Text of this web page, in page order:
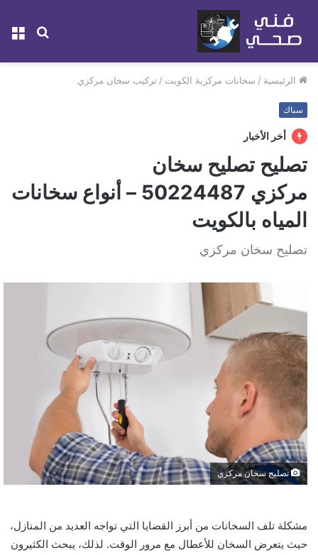
بحث
الرئيسية / سخانات مركزية الكويت / تركيب سخان مركزي
سباك
أخر الأخبار
تصليح تصليح سخان
مركزي 50224487‬ – أنواع سخانات
المياه بالكويت
تصليح سخان مركزي
تصليح سخان مركزي
مشكلة تلف السخانات من أبرز القضايا التي تواجه العديد من المنازل،
حيث يتعرض السخان للأعطال مع مرور الوقت. لذلك، يبحث الكثيرون